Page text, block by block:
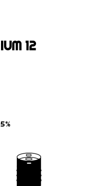
12
5%